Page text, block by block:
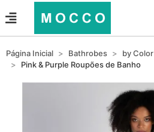
Página Inicial Bathrobes
by Color
Pink & Purple Roupões de Banho